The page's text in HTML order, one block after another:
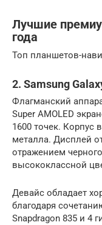
Лучшие
года
Топ планшетов-
2. Samsung
Флагманский
Super AMOLED
1600 точек. Корпус
металла. Дисплей
отражением
высококлассной
Девайс обладает
благодаря
Snapdragon 835 и 4